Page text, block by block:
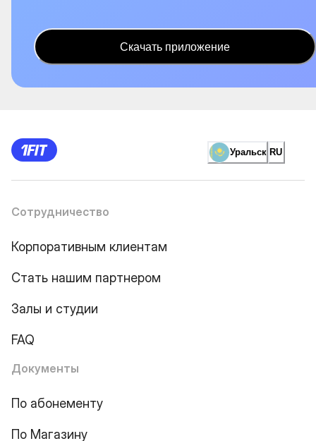
Скачать приложение
Уральск RU
Сотрудничество
Корпоративным клиентам
Стать нашим партнером
Залы и студии
FAQ
Документы
По абонементу
По Магазину